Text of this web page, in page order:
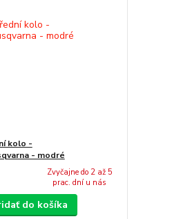
kolo -
- modré
Zvyčajne do 2 až 5
prac. dní u nás
do košíka